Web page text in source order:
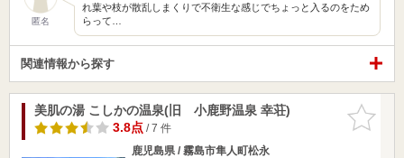
匿名
れ葉や枝が散乱しまくりで不衛生な感じでちょっと入るのをため
らって…
関連情報から探す
お気に入
りに追加
美肌の湯 こしかの温泉(旧 小鹿野温泉 幸荘)
3.8点/ 7 件
鹿児島県 / 霧島市隼人町松永